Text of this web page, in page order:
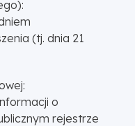
(tj. dnia 21
o
rejestrze